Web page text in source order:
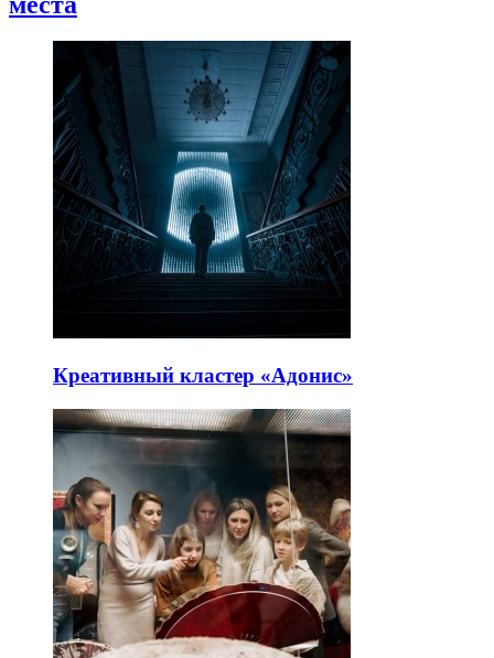
Креативный кластер «Адонис»